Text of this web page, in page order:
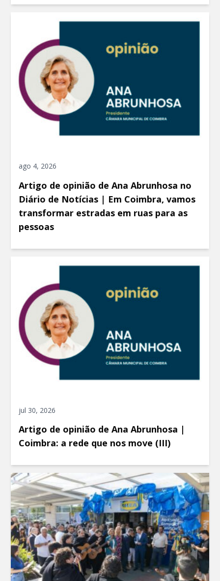
ago 4, 2026
Artigo de opinião de Ana Abrunhosa no
Diário de Notícias | Em Coimbra, vamos
transformar estradas em ruas para as
pessoas
jul 30, 2026
Artigo de opinião de Ana Abrunhosa |
Coimbra: a rede que nos move (III)